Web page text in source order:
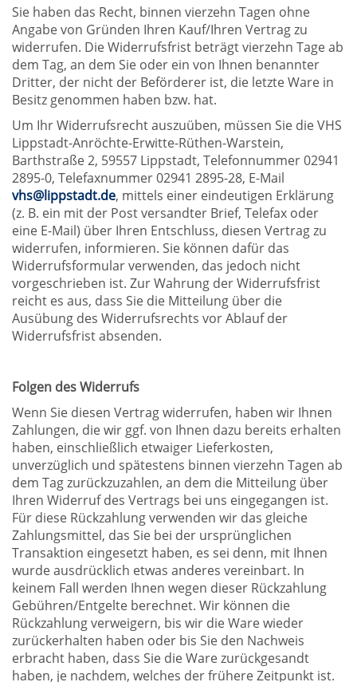
Sie haben das Recht, binnen vierzehn Tagen ohne
Angabe von Gründen Ihren Kauf/Ihren Vertrag zu
widerrufen. Die Widerrufsfrist beträgt vierzehn Tage ab
dem Tag, an dem Sie oder ein von Ihnen benannter
Dritter, der nicht der Beförderer ist, die letzte Ware in
Besitz genommen haben bzw. hat.
Um Ihr Widerrufsrecht auszuüben, müssen Sie die VHS
Lippstadt-Anröchte-Erwitte-Rüthen-Warstein,
Barthstraße 2, 59557 Lippstadt, Telefonnummer 02941
2895-0, Telefaxnummer 02941 2895-28, E-Mail
vhs@lippstadt.de, mittels einer eindeutigen Erklärung
(z. B. ein mit der Post versandter Brief, Telefax oder
eine E-Mail) über Ihren Entschluss, diesen Vertrag zu
widerrufen, informieren. Sie können dafür das
Widerrufsformular verwenden, das jedoch nicht
vorgeschrieben ist. Zur Wahrung der Widerrufsfrist
reicht es aus, dass Sie die Mitteilung über die
Ausübung des Widerrufsrechts vor Ablauf der
Widerrufsfrist absenden.
Folgen des Widerrufs
Wenn Sie diesen Vertrag widerrufen, haben wir Ihnen
Zahlungen, die wir ggf. von Ihnen dazu bereits erhalten
haben, einschließlich etwaiger Lieferkosten,
unverzüglich und spätestens binnen vierzehn Tagen ab
dem Tag zurückzuzahlen, an dem die Mitteilung über
Ihren Widerruf des Vertrags bei uns eingegangen ist.
Für diese Rückzahlung verwenden wir das gleiche
Zahlungsmittel, das Sie bei der ursprünglichen
Transaktion eingesetzt haben, es sei denn, mit Ihnen
wurde ausdrücklich etwas anderes vereinbart. In
keinem Fall werden Ihnen wegen dieser Rückzahlung
Gebühren/Entgelte berechnet. Wir können die
Rückzahlung verweigern, bis wir die Ware wieder
zurückerhalten haben oder bis Sie den Nachweis
erbracht haben, dass Sie die Ware zurückgesandt
haben, je nachdem, welches der frühere Zeitpunkt ist.